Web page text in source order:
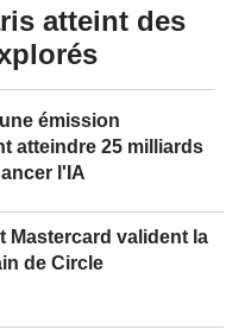
émission
atteindre 25 milliards
l'IA
Mastercard valident la
de Circle
atteint des